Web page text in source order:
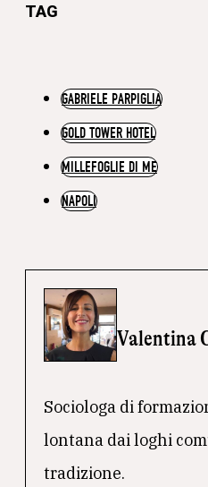
TAG
GABRIELE PARPIGLIA
GOLD TOWER HOTEL
MILLEFOGLIE DI ME
NAPOLI
Valentina
Sociologa di
lontana dai loghi
tradizione.